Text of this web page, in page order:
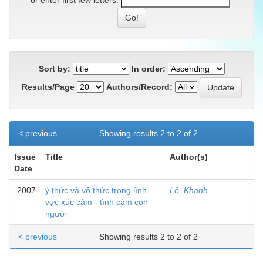
Sort by:
In order:
Results/Page
Authors/Record:
Showing results 2 to 2 of 2
< previous
Issue
Date
Title Author(s)
2007
ý thức và vô thức trong lĩnh
vực xúc cảm - tình cảm con
người
Lê, Khanh
Showing results 2 to 2 of 2
< previous